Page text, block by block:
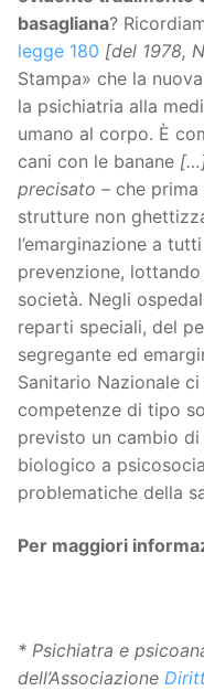
basagliana?
legge 180 [del 1978,
Stampa» che la
la psichiatria alla
umano al corpo. È
cani con le banane
precisato – che
strutture non
l’emarginazione a
prevenzione,
società. Negli
reparti speciali, del
segregante ed
Sanitario Nazionale
competenze di tipo
previsto un cambio
biologico a
problematiche della
Per maggiori
* Psichiatra e
dell’Associazione